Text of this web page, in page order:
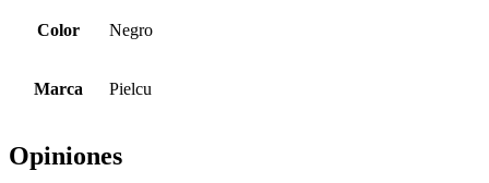
Color Negro
Marca Pielcu
Opiniones